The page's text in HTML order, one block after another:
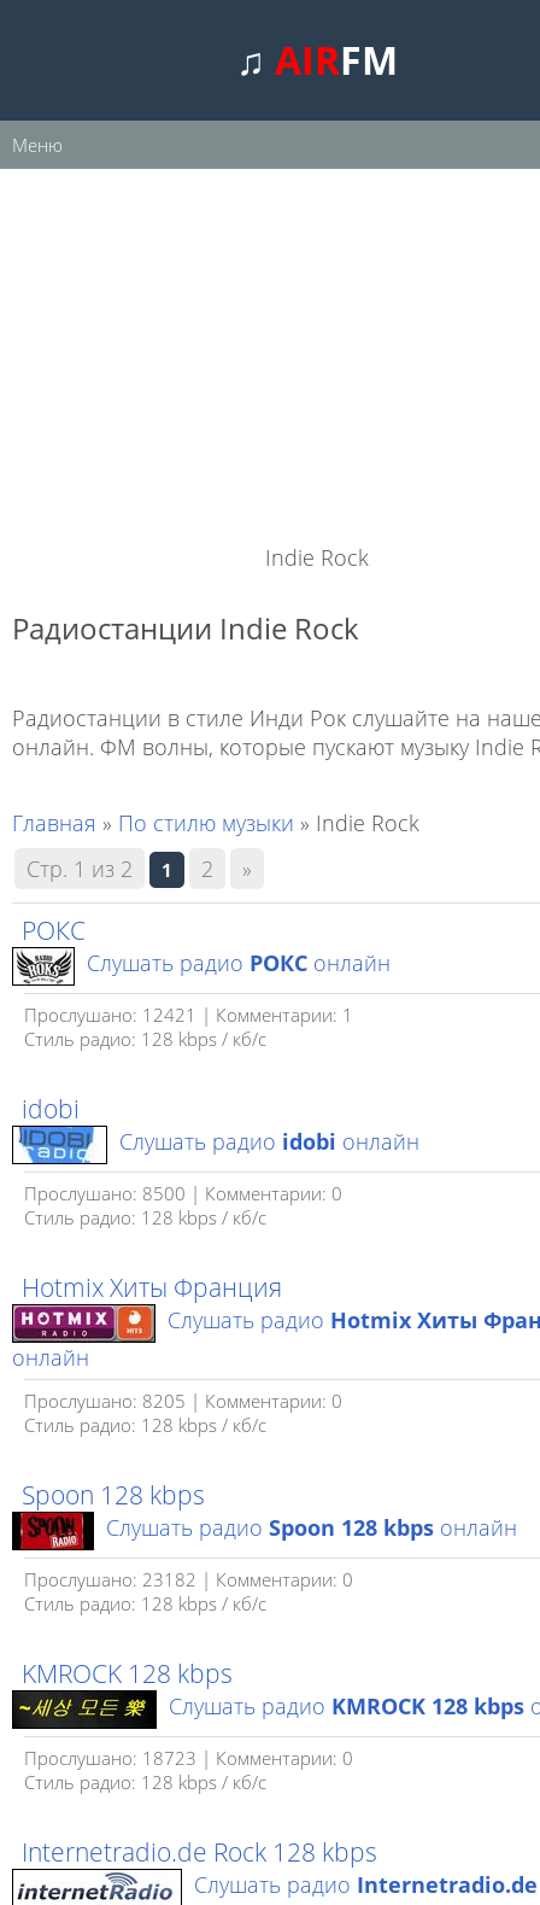
♫AIRFM
Меню
Indie Rock
Радиостанции Indie Rock
Радиостанции в стиле Инди Рок слушайте на
онлайн. ФМ волны, которые пускают музыку Indie
Главная » По стилю музыки » Indie Rock
Стр. 1 из 2
1 2 »
РОКС
Слушать радио РОКС онлайн
Прослушано: 12421 | Комментарии: 1
Стиль радио: 128 kbps / кб/c
idobi
Слушать радио idobi онлайн
Прослушано: 8500 | Комментарии: 0
Стиль радио: 128 kbps / кб/c
Hotmix Хиты Франция
Слушать радио Hotmix Хиты
онлайн
Прослушано: 8205 | Комментарии: 0
Стиль радио: 128 kbps / кб/c
Spoon 128 kbps
Слушать радио Spoon 128 kbps онлайн
Прослушано: 23182 | Комментарии: 0
Стиль радио: 128 kbps / кб/c
KMROCK 128 kbps
Слушать радио KMROCK 128 kbps
Прослушано: 18723 | Комментарии: 0
Стиль радио: 128 kbps / кб/c
Internetradio.de Rock 128 kbps
Слушать радио Internetradio.de